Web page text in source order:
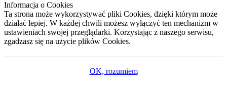
Informacja o Cookies
Ta strona może wykorzystywać pliki Cookies, dzięki którym może
działać lepiej. W każdej chwili możesz wyłączyć ten mechanizm w
ustawieniach swojej przeglądarki. Korzystając z naszego serwisu,
zgadzasz się na użycie plików Cookies.
OK, rozumiem